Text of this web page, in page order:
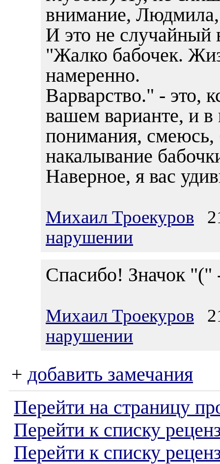
внимание, Людмила,
И это не случайный
"Жалко бабочек.
намеренно.
Варварство." - это,
вашем варианте, и
понимания,
накалывание
Наверное, я вас
Михаил Троекуров
нарушении
Спасибо! Значок "("
Михаил Троекуров
нарушении
+ добавить замечания
Перейти на страницу
Перейти к списку
Перейти к списку